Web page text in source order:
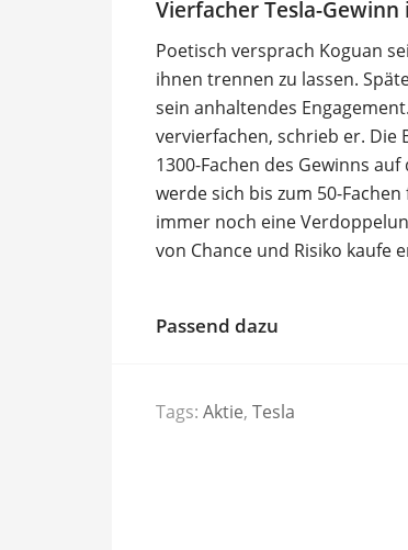
Vierfacher Tesla-
Poetisch versprach Koguan
ihnen trennen zu lassen.
sein anhaltendes
vervierfachen, schrieb er. Die
1300-Fachen des Gewinns
werde sich bis zum 50-
immer noch eine
von Chance und Risiko kaufe
Passend dazu
Tags: Aktie, Tesla